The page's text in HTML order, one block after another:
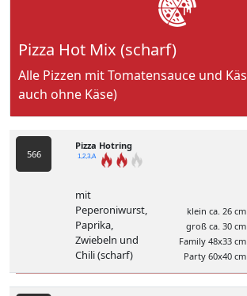
Pizza Hot Mix (scharf)
Alle Pizzen mit Tomatensauce und
auch ohne Käse)
566
Pizza Hotring
1,2,3,A
mit
Peperoniwurst,
Paprika,
Zwiebeln und
Chili (scharf)
klein ca. 26 cm
groß ca. 30 cm
Family 48x33 cm
Party 60x40 cm